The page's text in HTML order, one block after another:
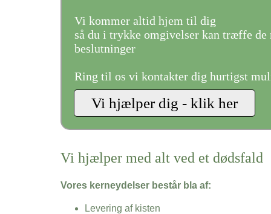
Vi kommer altid hjem til dig
så du i trykke omgivelser kan træffe de
beslutninger
Ring til os vi kontakter dig hurtigst
Vi hjælper med alt ved et dødsfald
Vores kerneydelser består bla af:
Levering af kisten